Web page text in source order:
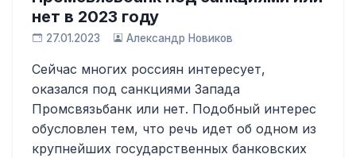
нет в 2023 году
27.01.2023 Александр Новиков
Сейчас многих россиян интересует,
оказался под санкциями Запада
Промсвязьбанк или нет. Подобный интерес
обусловлен тем, что речь идет об одном из
крупнейших государственных банковских